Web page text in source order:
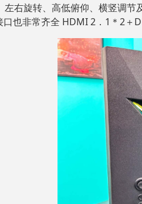
右旋转、高低俯仰、横竖调
也非常齐全 HDMI 2．1＊2＋